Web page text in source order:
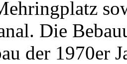
Die
der 1970er